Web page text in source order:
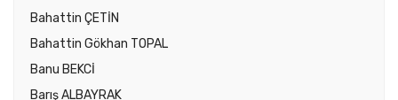
Bahattin ÇETİN
Bahattin Gökhan TOPAL
Banu BEKCİ
Barış ALBAYRAK